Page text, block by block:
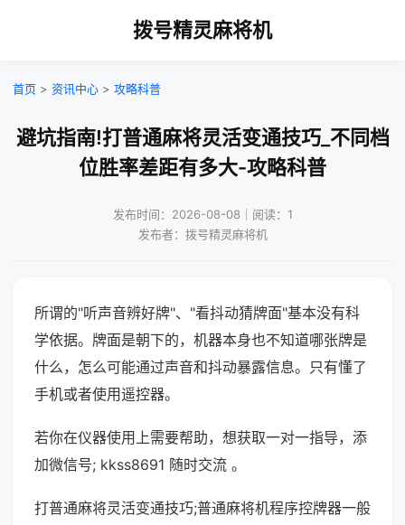
拨号精灵麻将机
首页 > 资讯中心 > 攻略科普
避坑指南!打普通麻将灵活变通技巧_不同档
位胜率差距有多大-攻略科普
发布时间：2026-08-08｜阅读：1
发布者：拨号精灵麻将机
所谓的"听声音辨好牌"、"看抖动猜牌面"基本没有科
学依据。牌面是朝下的，机器本身也不知道哪张牌是
什么，怎么可能通过声音和抖动暴露信息。只有懂了
手机或者使用遥控器。
若你在仪器使用上需要帮助，想获取一对一指导，添
加微信号; kkss8691 随时交流 。
打普通麻将灵活变通技巧;普通麻将机程序控牌器一般